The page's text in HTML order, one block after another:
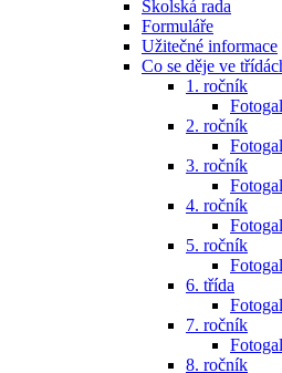
Školská rada
Formuláře
Užitečné informace
Co se děje ve
1. ročník
2. ročník
3. ročník
4. ročník
5. ročník
6. třída
7. ročník
8. ročník